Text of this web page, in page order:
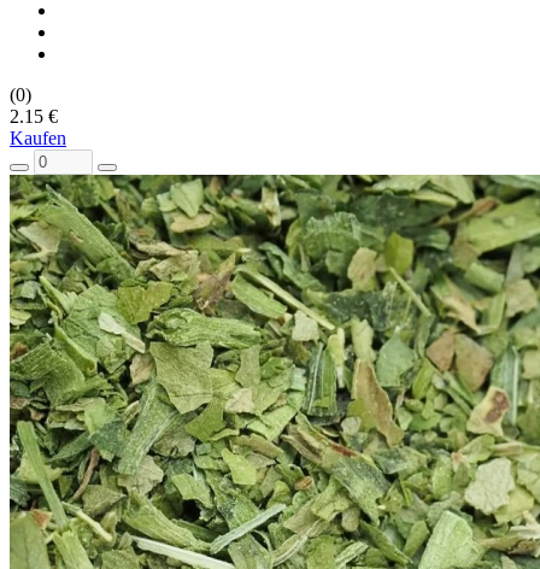
(0)
2.15 €
Kaufen